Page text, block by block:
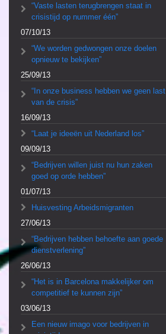
“Vaste lasten terugbrengen staat in
crisistijd op nummer één”
07/10/13
“We worden gedwongen onze doelen
opnieuw te bekijken”
25/09/13
“In onze business hebben we geen last
van de crisis”
16/09/13
“Laat je ideeën uit Nederland los”
09/09/13
“Bedrijven willen juist nu hun zaken
goed op orde hebben”
01/07/13
Huisvesting Arbeidsmigranten
27/06/13
“Bedrijven hebben behoefte aan goede
dienstverlening”
26/06/13
“Het is in Barcelona makkelijker om
competitief te kunnen zijn”
03/06/13
Een nieuw imago voor bedrijven in